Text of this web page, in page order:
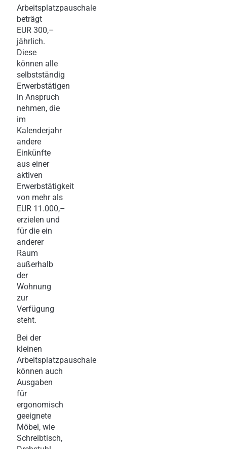
Arbeitsplatzpauschale
beträgt
EUR 300,–
jährlich.
Diese
können alle
selbstständig
Erwerbstätigen
in Anspruch
nehmen, die
im
Kalenderjahr
andere
Einkünfte
aus einer
aktiven
Erwerbstätigkeit
von mehr als
EUR 11.000,–
erzielen und
für die ein
anderer
Raum
außerhalb
der
Wohnung
zur
Verfügung
steht.
Bei der
kleinen
Arbeitsplatzpauschale
können auch
Ausgaben
für
ergonomisch
geeignete
Möbel, wie
Schreibtisch,